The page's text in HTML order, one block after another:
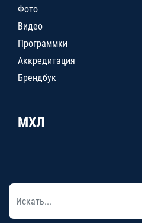
Фото
Видео
Программки
Аккредитация
Брендбук
МХЛ